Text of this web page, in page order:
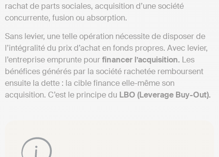
rachat de parts sociales, acquisition d’une société
concurrente, fusion ou absorption.
Sans levier, une telle opération nécessite de disposer de
l’intégralité du prix d’achat en fonds propres. Avec levier,
l’entreprise emprunte pourfinancer l’acquisition. Les
bénéfices générés par la société rachetée remboursent
ensuite la dette : la cible finance elle-même son
acquisition. C’est le principe du LBO (Leverage Buy-Out).